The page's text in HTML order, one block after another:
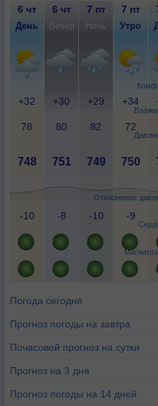
Отклонение
6 чт 6 чт 7 пт 7 пт
День Вечер Ночь Утро
+32 +30 +29 +34
78 80 82 72
748 751 749 750
-10 -8 -10 -9
Погода сегодня
Прогноз погоды на завтра
Почасовой прогноз на сутки
Прогноз на 3 дня
Прогноз погоды на 14 дней